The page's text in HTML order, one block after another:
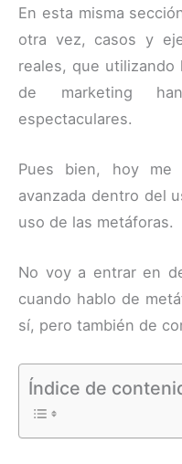
En esta misma
otra vez, casos y
reales, que
de marketing
espectaculares.
Pues bien, hoy me
avanzada dentro del
uso de las metáforas.
No voy a entrar en
cuando hablo de
sí, pero también de
Índice de